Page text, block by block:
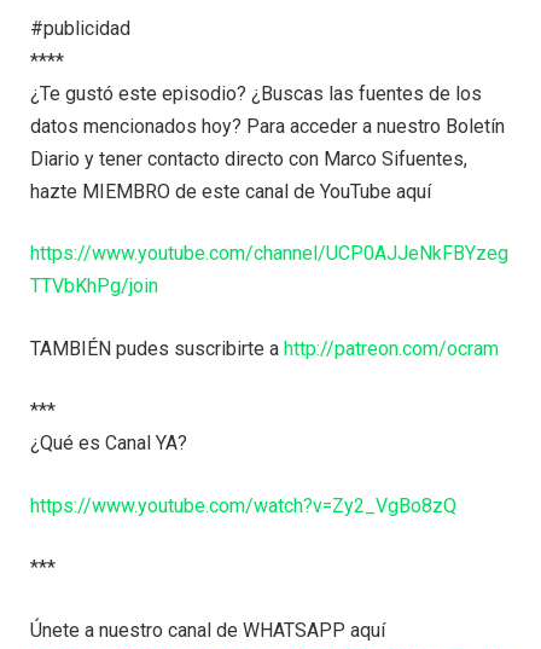
#publicidad
****
¿Te gustó este episodio? ¿Buscas las fuentes de los
datos mencionados hoy? Para acceder a nuestro Boletín
Diario y tener contacto directo con Marco Sifuentes,
hazte MIEMBRO de este canal de YouTube aquí
https://www.youtube.com/channel/UCP0AJJeNkFBYzeg
TTVbKhPg/join
TAMBIÉN pudes suscribirte a http://patreon.com/ocram
***
¿Qué es Canal YA?
https://www.youtube.com/watch?v=Zy2_VgBo8zQ
***
Únete a nuestro canal de WHATSAPP aquí